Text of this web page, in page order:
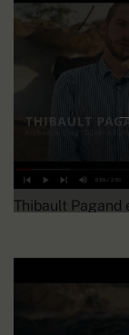
Thibault